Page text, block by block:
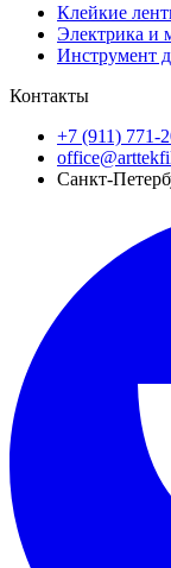
Клейкие
Электрика и
Инструмент
Контакты
+7 (911) 771-
Санкт-